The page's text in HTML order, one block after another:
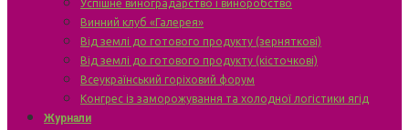
Успішне виноградарство і виноробство
Винний клуб «Галерея»
Від землі до готового продукту (зерняткові)
Від землі до готового продукту (кісточкові)
Всеукраїнський горіховий форум
Конгрес із заморожування та холодної логістики ягід
Журнали